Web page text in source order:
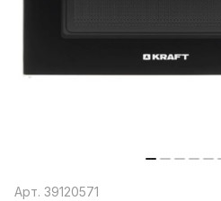
Арт. 39120571